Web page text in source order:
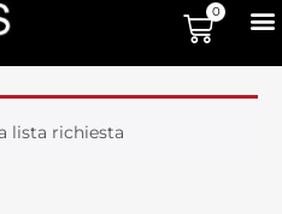
0
lista richiesta